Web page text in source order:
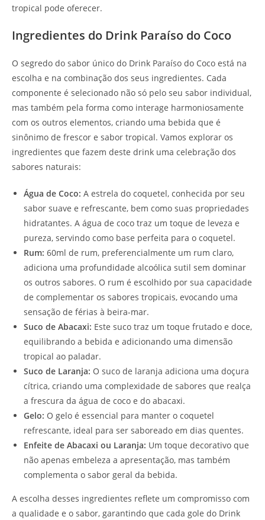
tropical pode oferecer.
Ingredientes do Drink Paraíso do Coco
O segredo do sabor único do Drink Paraíso do Coco está na
escolha e na combinação dos seus ingredientes. Cada
componente é selecionado não só pelo seu sabor individual,
mas também pela forma como interage harmoniosamente
com os outros elementos, criando uma bebida que é
sinônimo de frescor e sabor tropical. Vamos explorar os
ingredientes que fazem deste drink uma celebração dos
sabores naturais:
Água de Coco: A estrela do coquetel, conhecida por seu
sabor suave e refrescante, bem como suas propriedades
hidratantes. A água de coco traz um toque de leveza e
pureza, servindo como base perfeita para o coquetel.
Rum: 60ml de rum, preferencialmente um rum claro,
adiciona uma profundidade alcoólica sutil sem dominar
os outros sabores. O rum é escolhido por sua capacidade
de complementar os sabores tropicais, evocando uma
sensação de férias à beira-mar.
Suco de Abacaxi: Este suco traz um toque frutado e doce,
equilibrando a bebida e adicionando uma dimensão
tropical ao paladar.
Suco de Laranja: O suco de laranja adiciona uma doçura
cítrica, criando uma complexidade de sabores que realça
a frescura da água de coco e do abacaxi.
Gelo: O gelo é essencial para manter o coquetel
refrescante, ideal para ser saboreado em dias quentes.
Enfeite de Abacaxi ou Laranja: Um toque decorativo que
não apenas embeleza a apresentação, mas também
complementa o sabor geral da bebida.
A escolha desses ingredientes reflete um compromisso com
a qualidade e o sabor, garantindo que cada gole do Drink